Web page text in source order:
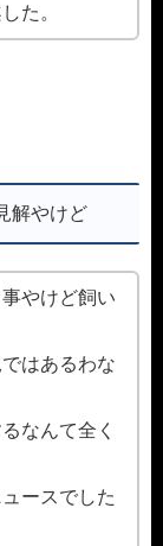
た。
解やけど
やけど飼い
はあるわな
なんて全く
ースでした